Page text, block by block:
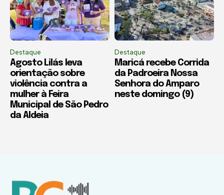
Destaque
Agosto Lilás leva
orientação sobre
violência contra a
mulher à Feira
Municipal de São Pedro
da Aldeia
Destaque
Maricá recebe Corrida
da Padroeira Nossa
Senhora do Amparo
neste domingo (9)